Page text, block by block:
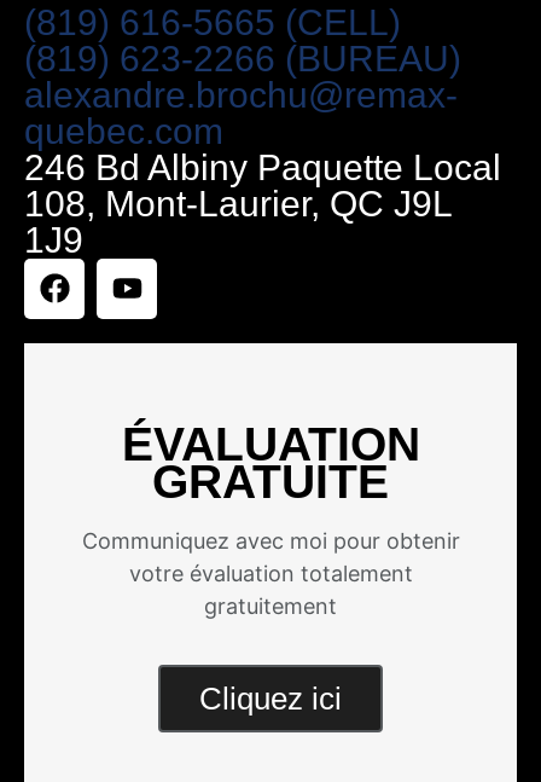
(819) 616-5665 (CELL)
(819) 623-2266 (BUREAU)
alexandre.brochu@remax-
quebec.com
246 Bd Albiny Paquette Local
108, Mont-Laurier, QC J9L
1J9
ÉVALUATION
GRATUITE
Communiquez avec moi pour obtenir
votre évaluation totalement
gratuitement
Cliquez ici